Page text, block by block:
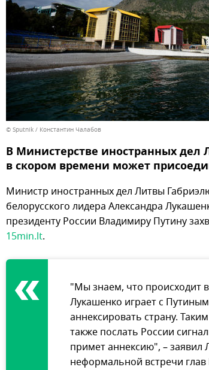
© Sputnik / Константин Чалабов
В Министерстве иностранных дел
в скором времени может
Министр иностранных дел Литвы
белорусского лидера Александра
президенту России Владимиру Путину
15min.lt.
"Мы знаем, что происходит
Лукашенко играет с
аннексировать страну.
также послать России
примет аннексию", – заявил
неформальной встречи